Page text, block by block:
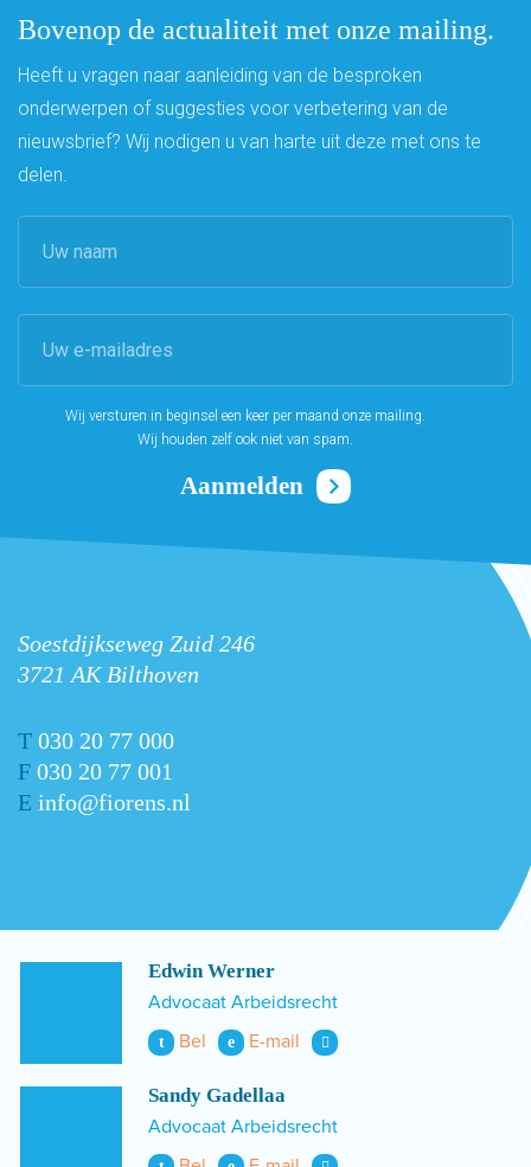
Bovenop de actualiteit met onze mailing.
Heeft u vragen naar aanleiding van de besproken
onderwerpen of suggesties voor verbetering van de
nieuwsbrief? Wij nodigen u van harte uit deze met ons te
delen.
Wij versturen in beginsel een keer per maand onze mailing.
Wij houden zelf ook niet van spam.
Soestdijkseweg Zuid 246
3721 AK Bilthoven
T 030 20 77 000
F 030 20 77 001
E info@fiorens.nl
Edwin Werner
Advocaat Arbeidsrecht
t Bel e E-mail
Sandy Gadellaa
Advocaat Arbeidsrecht